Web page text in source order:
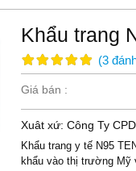
Khẩu trang
(3
Giá bán :
Xuât xứ: Công Ty
Khẩu trang y tế N95
khẩu vào thị trường Mỹ